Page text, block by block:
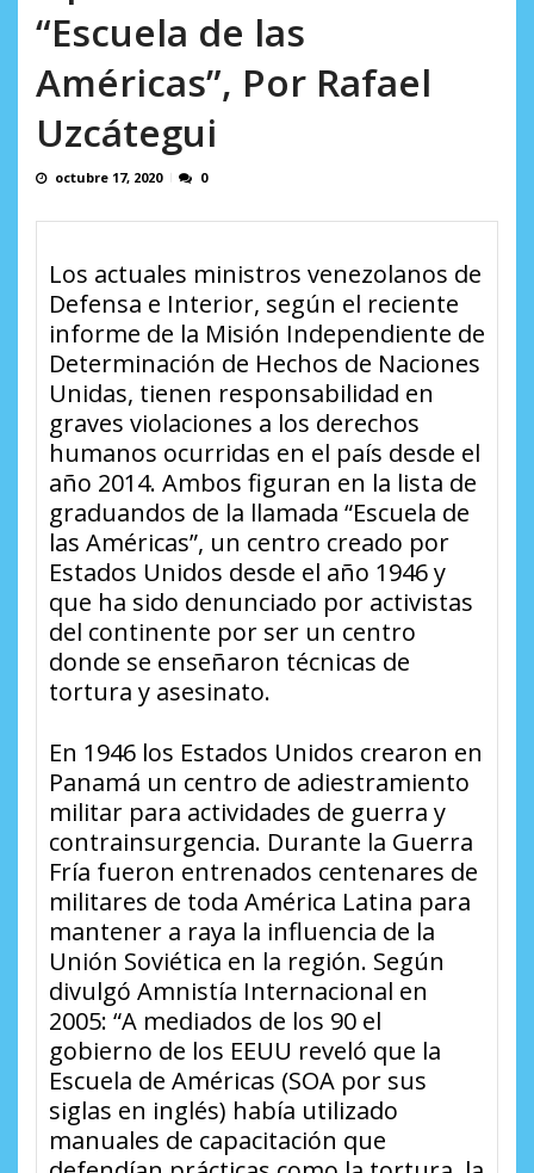
“Escuela de las
Américas”, Por Rafael
Uzcátegui
octubre 17, 2020 0
Los actuales ministros venezolanos de
Defensa e Interior, según el reciente
informe de la Misión Independiente de
Determinación de Hechos de Naciones
Unidas, tienen responsabilidad en
graves violaciones a los derechos
humanos ocurridas en el país desde el
año 2014. Ambos figuran en la lista de
graduandos de la llamada “Escuela de
las Américas”, un centro creado por
Estados Unidos desde el año 1946 y
que ha sido denunciado por activistas
del continente por ser un centro
donde se enseñaron técnicas de
tortura y asesinato.
En 1946 los Estados Unidos crearon en
Panamá un centro de adiestramiento
militar para actividades de guerra y
contrainsurgencia. Durante la Guerra
Fría fueron entrenados centenares de
militares de toda América Latina para
mantener a raya la influencia de la
Unión Soviética en la región. Según
divulgó Amnistía Internacional en
2005: “A mediados de los 90 el
gobierno de los EEUU reveló que la
Escuela de Américas (SOA por sus
siglas en inglés) había utilizado
manuales de capacitación que